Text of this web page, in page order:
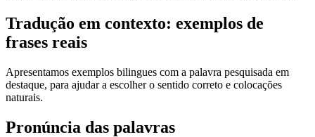
Tradução em contexto: exemplos de
frases reais
Apresentamos exemplos bilingues com a palavra pesquisada em
destaque, para ajudar a escolher o sentido correto e colocações
naturais.
Pronúncia das palavras